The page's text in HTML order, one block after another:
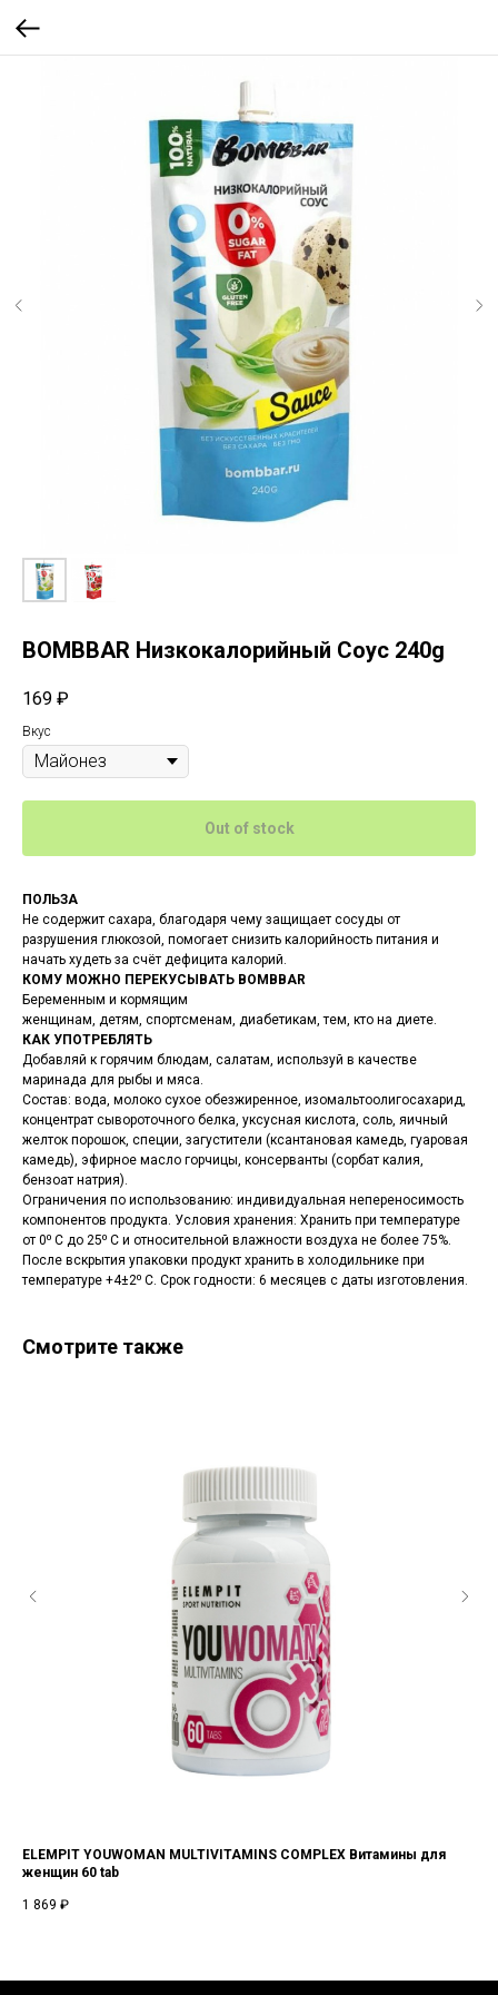
BOMBBAR Низкокалорийный Соус 240g
169 ₽
Вкус
Out of stock
ПОЛЬЗА
Не содержит сахара, благодаря чему защищает сосуды от
разрушения глюкозой, помогает снизить калорийность питания и
начать худеть за счёт дефицита калорий.
КОМУ МОЖНО ПЕРЕКУСЫВАТЬ BOMBBAR
Беременным и кормящим
женщинам, детям, спортсменам, диабетикам, тем, кто на диете.
КАК УПОТРЕБЛЯТЬ
Добавляй к горячим блюдам, салатам, используй в качестве
маринада для рыбы и мяса.
Состав: вода, молоко сухое обезжиренное, изомальтоолигосахарид,
концентрат сывороточного белка, уксусная кислота, соль, яичный
желток порошок, специи, загустители (ксантановая камедь, гуаровая
камедь), эфирное масло горчицы, консерванты (сорбат калия,
бензоат натрия).
Ограничения по использованию: индивидуальная непереносимость
компонентов продукта. Условия хранения: Хранить при температуре
от 0⁰ С до 25⁰ С и относительной влажности воздуха не более 75%.
После вскрытия упаковки продукт хранить в холодильнике при
температуре +4±2⁰ С. Срок годности: 6 месяцев с даты изготовления.
Смотрите также
ELEMPIT YOUWOMAN MULTIVITAMINS COMPLEX Витамины для
женщин 60 tab
1 869 ₽